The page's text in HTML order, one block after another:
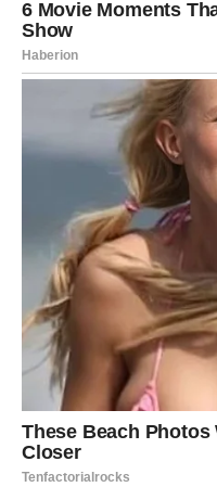
Savjet: Prepoznajte
da pronađemo nešto
Nedovoljno
Pogreška:Ignoriranje
dovesti do osjećaja
Pitajte dijete za
odluka. Poticanje
može povećati
Roditeljstvo je izazovno i
prepoznavanjem i
roditelji mogu pomoći djeci
stabilne i odgovorne osobe.